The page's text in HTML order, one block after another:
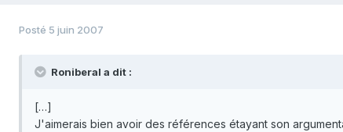
Posté 5 juin 2007
Roniberal a dit :
[…]
J'aimerais bien avoir des références étayant son